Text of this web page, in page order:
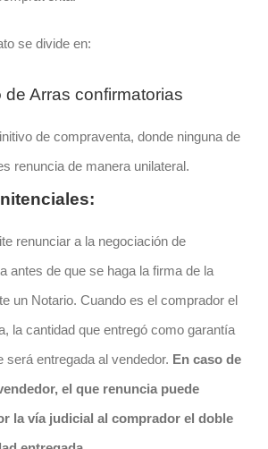
se divide en:
de Arras confirmatorias
de compraventa, donde ninguna de
renuncia de manera unilateral.
renunciar a la negociación de
antes de que se haga la firma de la
un Notario. Cuando es el comprador el
la cantidad que entregó como garantía
será entregada al vendedor. En caso de
el que renuncia puede
la vía judicial al comprador el doble